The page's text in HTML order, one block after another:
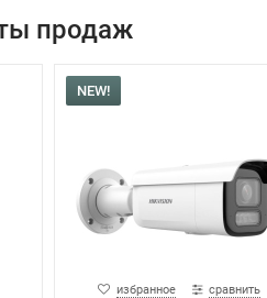
продаж
NEW!
избранное сравнить